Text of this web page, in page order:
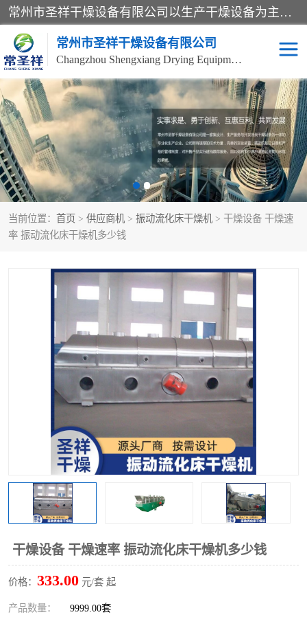
常州市圣祥干燥设备有限公司以生产干燥设备为主导产品，提供：干燥设备、干燥机、混合机、气流干燥机、烘箱、热风循环烘箱、沸腾干燥机、烘干机、喷雾干燥机等产品的生产、制造与销售服务。
常州市圣祥干燥设备有限公司
Changzhou Shengxiang Drying Equipment Co. , Ltd.
当前位置： 首页 > 供应商机 > 振动流化床干燥机 > 干燥设备 干燥速
率 振动流化床干燥机多少钱
干燥设备 干燥速率 振动流化床干燥机多少钱
价格： 333.00 元/套 起
产品数量： 9999.00套
单锥真空干燥机 双锥真空干燥机
气流干燥机 滚筒刮板干燥机
干燥机 闪蒸干燥机
桨叶干燥机 高速混合机
粗粉碎机 带式干燥机
单锥螺带真空干燥机 沸腾干燥机
方形圆形真空干燥机 真空耙式干燥机
热风循环烘箱 喷雾干燥机
振动流化床干燥机 盘式干燥机